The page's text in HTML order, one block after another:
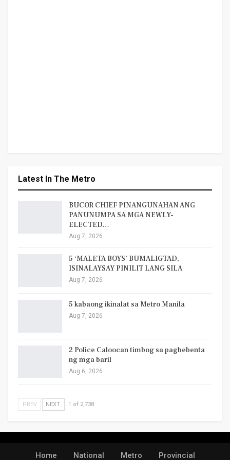
Latest In The Metro
BUCOR CHIEF PINANGUNAHAN ANG
PANUNUMPA SA MGA NEWLY-
ELECTED…
Aug 7, 2026
5 ‘MALETA BOYS’ BUMALIGTAD,
ISINALAYSAY PINILIT LANG SILA
Aug 7, 2026
5 kabaong ikinalat sa Metro Manila
Aug 7, 2026
2 Police Caloocan timbog sa pagbebenta
ng mga baril
Aug 6, 2026
PREV NEXT 1 of 2,738
Home National Metro Provincial